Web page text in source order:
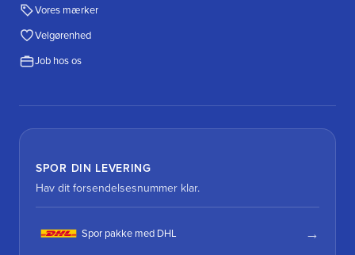
Vores mærker
Velgørenhed
Job hos os
SPOR DIN LEVERING
Hav dit forsendelsesnummer klar.
Spor pakke med DHL